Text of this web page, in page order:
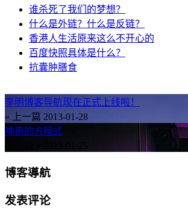
谁杀死了我们的梦想？
什么是外链？什么是反链？
香港人生活原来这么不开心的
百度快照具体是什么？
抗囊肿膳食
李明博客导航现在正式上线啦！
« 上一篇 2013-01-28
神奇的方程式
2013-01-25
博客導航
发表评论